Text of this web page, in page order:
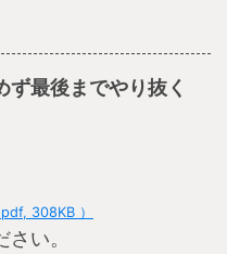
ず最後までやり抜く
pdf, 308KB ）
い。